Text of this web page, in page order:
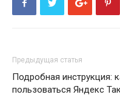
Предыдущая статья
Подробная инструкция:
пользоваться Яндекс